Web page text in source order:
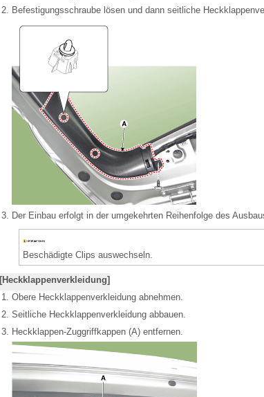
2. Befestigungsschraube lösen und dann seitliche
3. Der Einbau erfolgt in der umgekehrten Reihenfolge des
Beschädigte Clips auswechseln.
[Heckklappenverkleidung]
1. Obere Heckklappenverkleidung abnehmen.
2. Seitliche Heckklappenverkleidung abbauen.
3. Heckklappen-Zuggriffkappen (A) entfernen.